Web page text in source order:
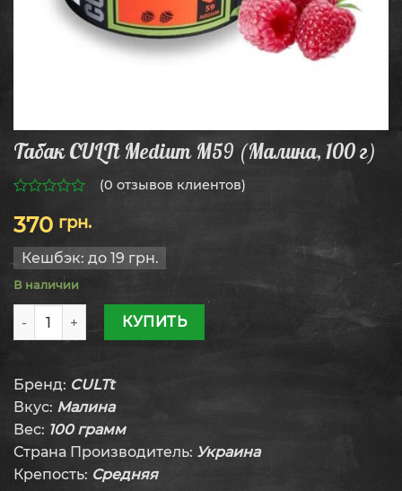
Табак CULTt Medium M59 (Малина, 100 г)
из
5
(0 отзывов клиентов)
370 грн.
Кешбэк: до 19 грн.
В наличии
Количество товара Табак CULTt Medium M59 (Малина,
КУПИТЬ
Бренд: CULTt
Вкус: Малина
Вес: 100 грамм
Страна Производитель: Украина
Крепость: Средняя